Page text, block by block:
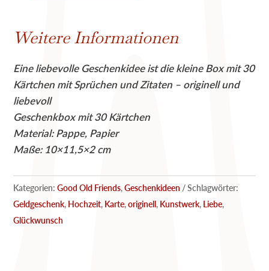
von
old
friends
Menge
Weitere Informationen
Eine liebevolle Geschenkidee ist die kleine Box mit 30
Kärtchen mit Sprüchen und Zitaten – originell und
liebevoll
Geschenkbox mit 30 Kärtchen
Material: Pappe, Papier
Maße: 10×11,5×2 cm
Kategorien:Good Old Friends,Geschenkideen
Schlagwörter:
Geldgeschenk, Hochzeit, Karte,originell, Kunstwerk, Liebe,
Glückwunsch